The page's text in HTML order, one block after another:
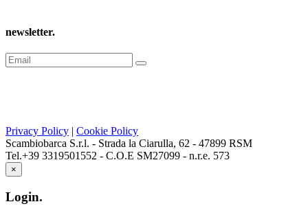
newsletter.
Privacy Policy | Cookie Policy
Scambiobarca S.r.l. - Strada la Ciarulla, 62 - 47899 RSM
Tel.+39 3319501552 - C.O.E SM27099 - n.r.e. 573
×
Login.